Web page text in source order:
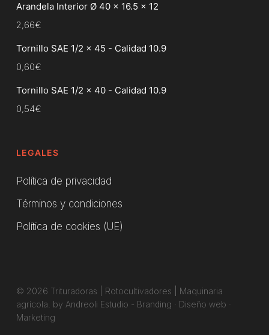
Arandela Interior Ø 40 x 16.5 x 12
2,66€
Tornillo SAE 1/2 x 45 - Calidad 10.9
0,60€
Tornillo SAE 1/2 x 40 - Calidad 10.9
0,54€
LEGALES
Política de privacidad
Términos y condiciones
Política de cookies (UE)
© 2026 Trituradoras | Rotocultivadores | Maquinaria
agrícola. by Andreoli Estudio - Branding · Diseño web ·
Marketing